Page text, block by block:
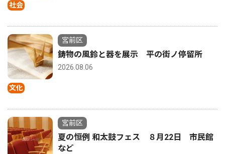
社会
文化
宮前区
鋳物の風鈴と器を展示 平の街ノ停留所
2026.08.06
宮前区
夏の恒例 和太鼓フェス ８月22日 市民館
など